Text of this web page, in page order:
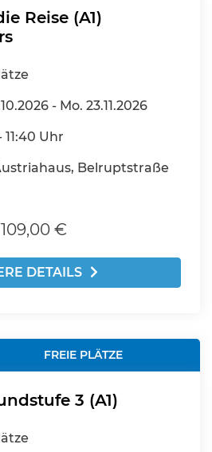
Reise (A1)
- Mo. 23.11.2026
11:40 Uhr
Belruptstraße
109,00 €
DETAILS
FREIE PLÄTZE
3 (A1)